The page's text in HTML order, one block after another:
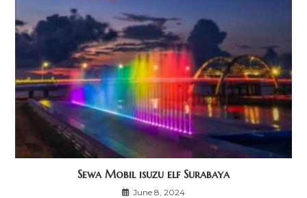
Sewa Mobil isuzu elf Surabaya
June 8, 2024